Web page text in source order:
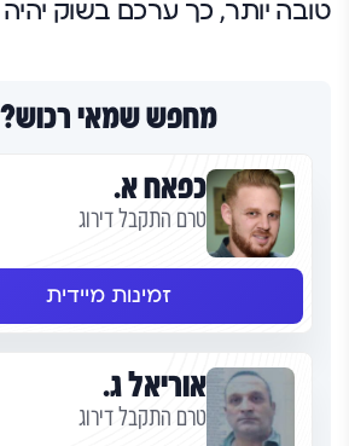
טובה יותר, כך ערכם בשוק יהיה
מחפש שמאי רכוש?
כפאח א.
טרם התקבל דירוג
זמינות מיידית
אוריאל ג.
טרם התקבל דירוג